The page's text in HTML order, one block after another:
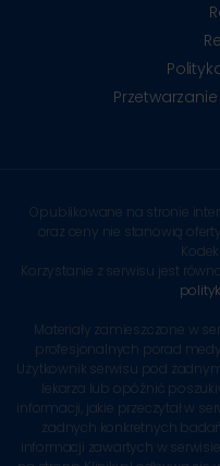
Opublikowane na stronie
oraz ceny nie stanowią
Korzystanie z serwisu jest
Materiały zamieszczone w
profesjonalnych porad
Użytkownik serwisu pod
lekarza lub opóźnić
informacji, jakie przeczytał w
żadnych konkretnych
informacji zawartych w